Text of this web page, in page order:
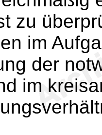
zu
im
der
im